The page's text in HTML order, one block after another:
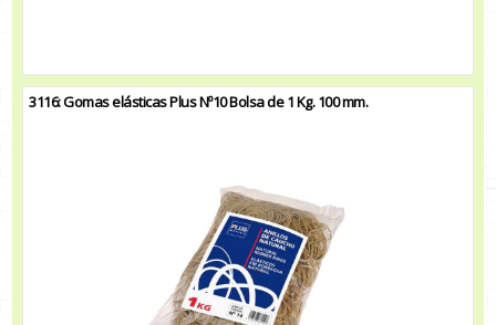
3116: Gomas elásticas Plus Nº10 Bolsa de 1 Kg. 100 mm.